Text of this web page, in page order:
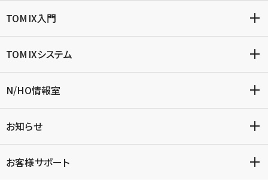
TOMIX入門
TOMIXシステム
N/HO情報室
お知らせ
お客様サポート